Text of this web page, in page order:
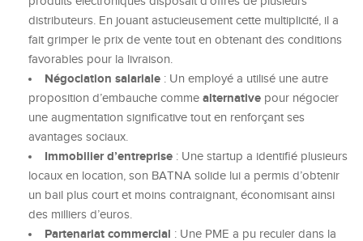
distributeurs. En jouant astucieusement cette multiplicité, il a
fait grimper le prix de vente tout en obtenant des conditions
favorables pour la livraison.
Négociation salariale : Un employé a utilisé une autre
proposition d’embauche comme alternative pour négocier
une augmentation significative tout en renforçant ses
avantages sociaux.
Immobilier d’entreprise : Une startup a identifié plusieurs
locaux en location, son BATNA solide lui a permis d’obtenir
un bail plus court et moins contraignant, économisant ainsi
des milliers d’euros.
Partenariat commercial : Une PME a pu reculer dans la